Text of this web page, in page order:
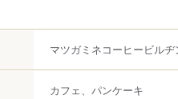
マツガミネコーヒービルヂ
カフェ、パンケーキ